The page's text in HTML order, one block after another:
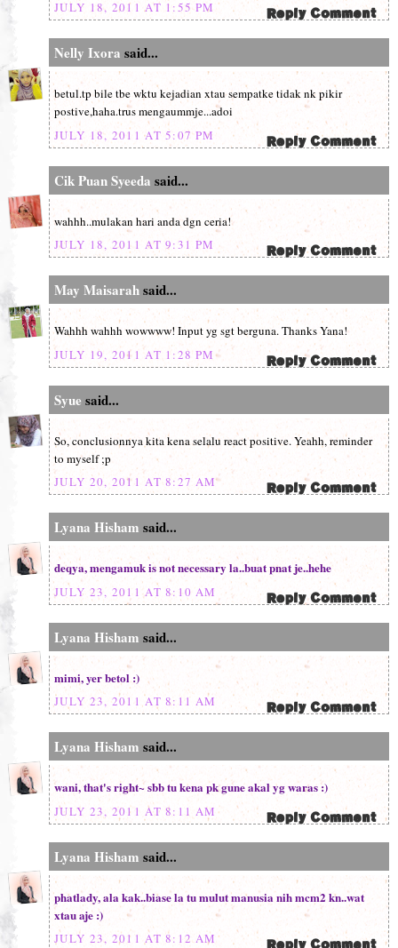
JULY 18, 2011 AT 1:55 PM
Nelly Ixora said...
betul.tp bile tbe wktu kejadian xtau sempatke tidak nk pikir
postive,haha.trus mengaummje...adoi
JULY 18, 2011 AT 5:07 PM
Cik Puan Syeeda said...
wahhh..mulakan hari anda dgn ceria!
JULY 18, 2011 AT 9:31 PM
May Maisarahsaid...
Wahhh wahhh wowwww! Input yg sgt berguna. Thanks Yana!
JULY 19, 2011 AT 1:28 PM
Syue said...
So, conclusionnya kita kena selalu react positive. Yeahh, reminder
to myself ;p
JULY 20, 2011 AT 8:27 AM
Lyana Hisham said...
deqya, mengamuk is not necessary la..buat pnat je..hehe
JULY 23, 2011 AT 8:10 AM
Lyana Hisham said...
mimi, yer betol :)
JULY 23, 2011 AT 8:11 AM
Lyana Hisham said...
wani, that's right~ sbb tu kena pk gune akal yg waras :)
JULY 23, 2011 AT 8:11 AM
Lyana Hisham said...
phatlady, ala kak..biase la tu mulut manusia nih mcm2 kn..wat
xtau aje :)
JULY 23, 2011 AT 8:12 AM